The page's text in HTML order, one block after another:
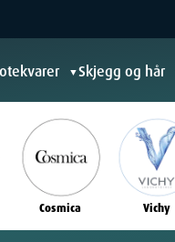
▼Skjegg og hår
Cosmica Vichy